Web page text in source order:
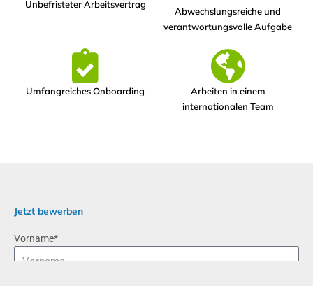
Unbefristeter Arbeitsvertrag​
Abwechslungsreiche und
verantwortungsvolle Aufgabe​​
Umfangreiches Onboarding​
Arbeiten in einem
internationalen Team​
Jetzt bewerben
Vorname*